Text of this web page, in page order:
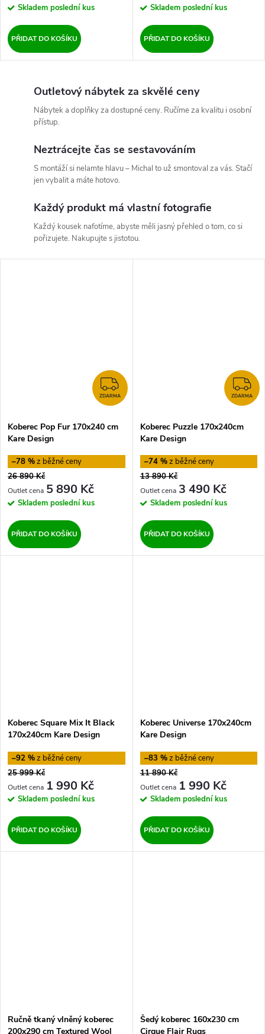
Skladem poslední kus
PŘIDAT DO KOŠÍKU
Skladem poslední kus
PŘIDAT DO KOŠÍKU
Outletový nábytek za skvělé ceny
Nábytek a doplňky za dostupné ceny. Ručíme za kvalitu i osobní
přístup.
Neztrácejte čas se sestavováním
S montáží si nelamte hlavu – Michal to už smontoval za vás. Stačí
jen vybalit a máte hotovo.
Každý produkt má vlastní fotografie
Každý kousek nafotíme, abyste měli jasný přehled o tom, co si
pořizujete. Nakupujte s jistotou.
ZDARMA
ZDARMA
Koberec Pop Fur 170x240 cm
Kare Design
–78 %
26 890 Kč
5 890 Kč
Skladem poslední kus
PŘIDAT DO KOŠÍKU
ZDARMA
Koberec Puzzle 170x240cm
Kare Design
–74 %
13 890 Kč
3 490 Kč
Skladem poslední kus
PŘIDAT DO KOŠÍKU
Koberec Square Mix It Black
170x240cm Kare Design
–92 %
25 999 Kč
1 990 Kč
Skladem poslední kus
PŘIDAT DO KOŠÍKU
Koberec Universe 170x240cm
Kare Design
–83 %
11 890 Kč
1 990 Kč
Skladem poslední kus
PŘIDAT DO KOŠÍKU
Ručně tkaný vlněný koberec
200x290 cm Textured Wool
Šedý koberec 160x230 cm
Cirque Flair Rugs